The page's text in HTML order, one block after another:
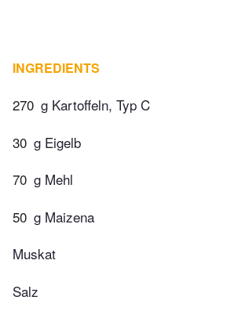
INGREDIENTS
270 g Kartoffeln, Typ C
30 g Eigelb
70 g Mehl
50 g Maizena
Muskat
Salz